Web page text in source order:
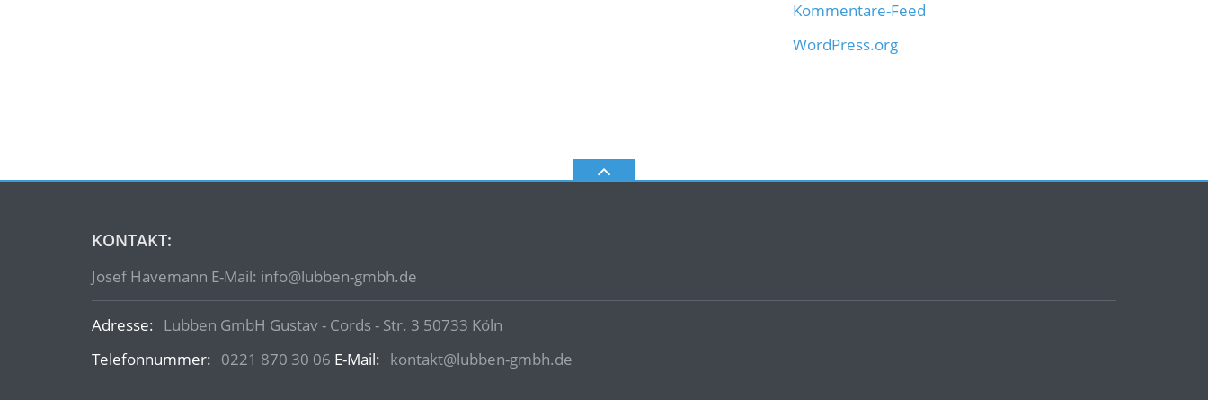
Kommentare-Feed
WordPress.org
KONTAKT:
Josef Havemann E-Mail: info@lubben-gmbh.de
Adresse: Lubben GmbH Gustav - Cords - Str. 3 50733 Köln
Telefonnummer: 0221 870 30 06 E-Mail: kontakt@lubben-gmbh.de